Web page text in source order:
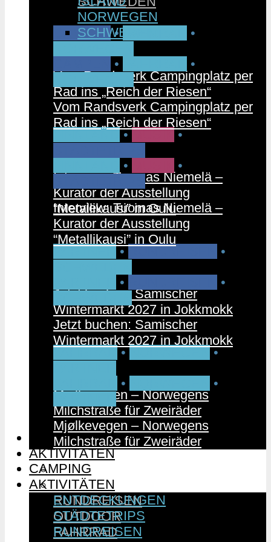
CAMPEN •
•
Vom Randsverk Campingplatz per
Rad ins „Reich der Riesen“
FINNLAND • MUSIK •
Interview: Tuomas Niemelä –
Kurator der Ausstellung
“Metallikausi” in Oulu
PARTNER • RUNDREISEN
•
Jetzt buchen: Samischer
Wintermarkt 2027 in Jokkmokk
FAHRRAD • NORWEGEN •
Mjølkevegen – Norwegens
Milchstraße für Zweiräder
CAMPING
AKTIVITÄTEN
ENTDECKUNGEN
STÄDTETRIPS
RUNDREISEN
OUTDOOR
FAHRRAD
NORWEGEN
SCHWEDEN
•
•
Vom Randsverk Campingplatz per
Rad ins „Reich der Riesen“
•
•
Interview: Tuomas Niemelä –
Kurator der Ausstellung
“Metallikausi” in Oulu
•
•
Jetzt buchen: Samischer
Wintermarkt 2027 in Jokkmokk
•
•
Mjølkevegen – Norwegens
Milchstraße für Zweiräder
CAMPING
AKTIVITÄTEN
ENTDECKUNGEN
STÄDTETRIPS
RUNDREISEN